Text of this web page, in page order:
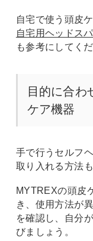
自宅で使う頭皮
自宅用ヘッドス
も参考にしてくだ
目的に合わ
ケア機器
手で行うセルフ
取り入れる方法
MYTREXの頭皮
き、使用方法が
を確認し、自分
びましょう。